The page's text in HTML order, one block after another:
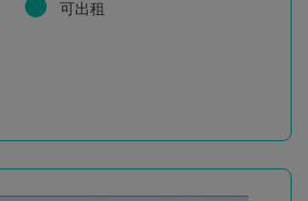
可出租